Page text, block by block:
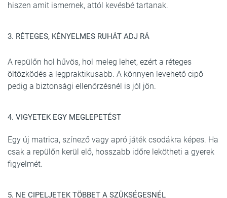
hiszen amit ismernek, attól kevésbé tartanak.
3. RÉTEGES, KÉNYELMES RUHÁT ADJ RÁ
A repülőn hol hűvös, hol meleg lehet, ezért a réteges
öltözködés a legpraktikusabb. A könnyen levehető cipő
pedig a biztonsági ellenőrzésnél is jól jön.
4. VIGYETEK EGY MEGLEPETÉST
Egy új matrica, színező vagy apró játék csodákra képes. Ha
csak a repülőn kerül elő, hosszabb időre lekötheti a gyerek
figyelmét.
5. NE CIPELJETEK TÖBBET A SZÜKSÉGESNÉL